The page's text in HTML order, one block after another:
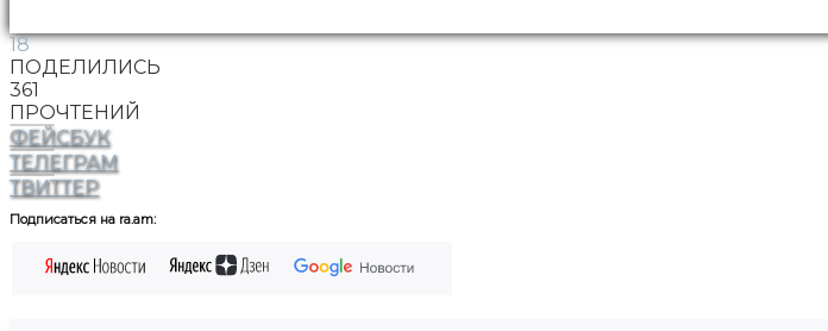
18
ПОДЕЛИЛИСЬ
361
ПРОЧТЕНИЙ
ФЕЙСБУК
ТЕЛЕГРАМ
ТВИТТЕР
Подписаться на ra.am: